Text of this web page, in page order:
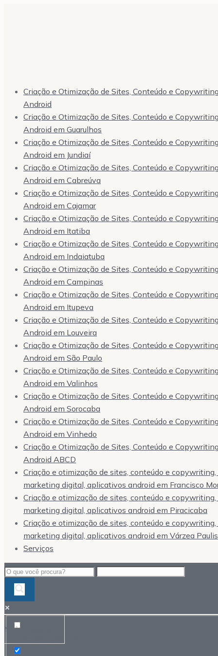
Criação e Otimização de Sites, Conteúdo e
Android
Criação e Otimização de Sites, Conteúdo e
Android em Guarulhos
Criação e Otimização de Sites, Conteúdo e
Android em Jundiaí
Criação e Otimização de Sites, Conteúdo e
Android em Cabreúva
Criação e Otimização de Sites, Conteúdo e
Android em Cajamar
Criação e Otimização de Sites, Conteúdo e
Android em Itatiba
Criação e Otimização de Sites, Conteúdo e
Android em Indaiatuba
Criação e Otimização de Sites, Conteúdo e
Android em Campinas
Criação e Otimização de Sites, Conteúdo e
Android em Itupeva
Criação e Otimização de Sites, Conteúdo e
Android em Louveira
Criação e Otimização de Sites, Conteúdo e
Android em São Paulo
Criação e Otimização de Sites, Conteúdo e
Android em Valinhos
Criação e Otimização de Sites, Conteúdo e
Android em Sorocaba
Criação e Otimização de Sites, Conteúdo e
Android em Vinhedo
Criação e Otimização de Sites, Conteúdo e
Android ABCD
Criação e otimização de sites, conteúdo e
marketing digital, aplicativos android em Francisco
Criação e otimização de sites, conteúdo e
marketing digital, aplicativos android em Piracicaba
Criação e otimização de sites, conteúdo e
marketing digital, aplicativos android em Várzea
Serviços
Mais resultados...